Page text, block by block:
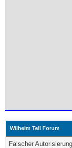
Wilhelm Tell Forum
Falscher